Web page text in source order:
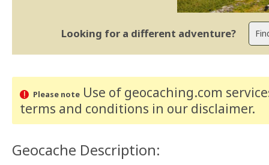
Looking for a different adventure?
Please noteUse of geocaching.com
terms and conditions in our disclaimer.
Geocache Description: